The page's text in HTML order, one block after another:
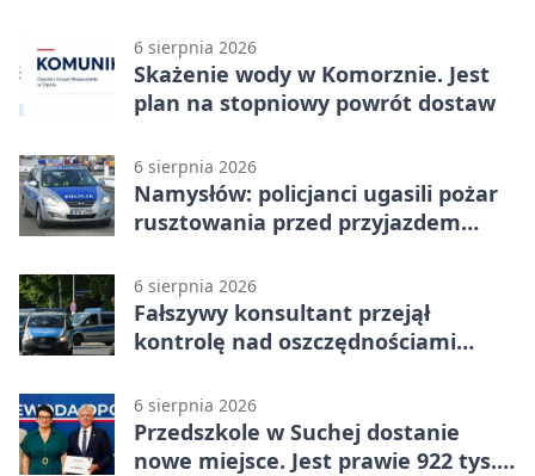
6 sierpnia 2026
Skażenie wody w Komorznie. Jest
plan na stopniowy powrót dostaw
6 sierpnia 2026
Namysłów: policjanci ugasili pożar
rusztowania przed przyjazdem
6 sierpnia 2026
Fałszywy konsultant przejął
kontrolę nad oszczędnościami
6 sierpnia 2026
Przedszkole w Suchej dostanie
nowe miejsce. Jest prawie 922 tys.